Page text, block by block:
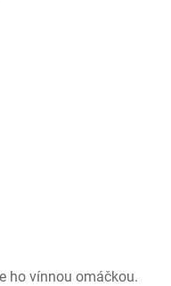
ho vínnou omáčkou.